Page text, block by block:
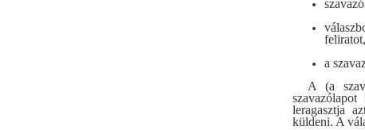
a
A (a
leragasztja
küldeni. A